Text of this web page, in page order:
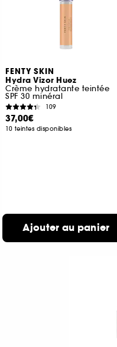
FENTY SKIN
Hydra Vizor Huez
Crème hydratante teintée
SPF 30 minéral
109
37,00€
10 teintes disponibles
Ajouter au panier